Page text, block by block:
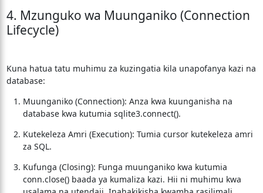
4. Mzunguko wa Muunganiko (Connection
Lifecycle)
Kuna hatua tatu muhimu za kuzingatia kila unapofanya kazi na
database:
Muunganiko (Connection): Anza kwa kuunganisha na
database kwa kutumia sqlite3.connect().
Kutekeleza Amri (Execution): Tumia cursor kutekeleza amri
za SQL.
Kufunga (Closing): Funga muunganiko kwa kutumia
conn.close() baada ya kumaliza kazi. Hii ni muhimu kwa